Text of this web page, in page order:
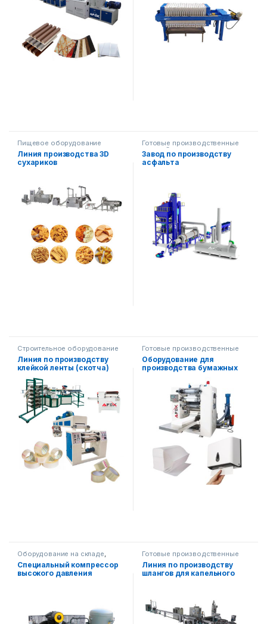
Пищевое оборудование
Линия производства 3D
сухариков
Готовые производственные
линии Строительное
оборудование
Завод по производству
асфальта
Строительное оборудование
Линия по производству
клейкой ленты (скотча)
Готовые производственные
линии
Оборудование для
производства бумажных
Оборудование на складе
Оборудования для
производства масла
Специальный компрессор
высокого давления
Готовые производственные
Линия по производству
шлангов для капельного